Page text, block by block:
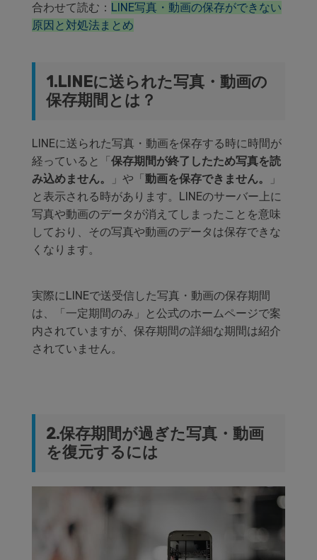
合わせて読む： LINE写真・動画の保存ができない
原因と対処法まとめ
1.LINEに送られた写真・動画の
保存期間とは？
LINEに送られた写真・動画を保存する時に時間が
経っていると「保存期間が終了したため写真を読
み込めません。
」や「動画を保存できません。
」
と表示される時があります。LINEのサーバー上に
写真や動画のデータが消えてしまったことを意味
しており、その写真や動画のデータは保存できな
くなります。
実際にLINEで送受信した写真・動画の保存期間
は、「一定期間のみ」と公式のホームページで案
内されていますが、保存期間の詳細な期間は紹介
されていません。
2.保存期間が過ぎた写真・動画
を復元するには